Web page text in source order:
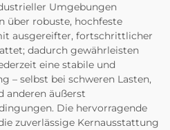
Umgebungen
über robuste, hochfeste
ausgereifter, fortschrittlicher
dadurch gewährleisten
eine stabile und
– selbst bei schweren Lasten,
anderen äußerst
Die hervorragende
zuverlässige Kernausstattung